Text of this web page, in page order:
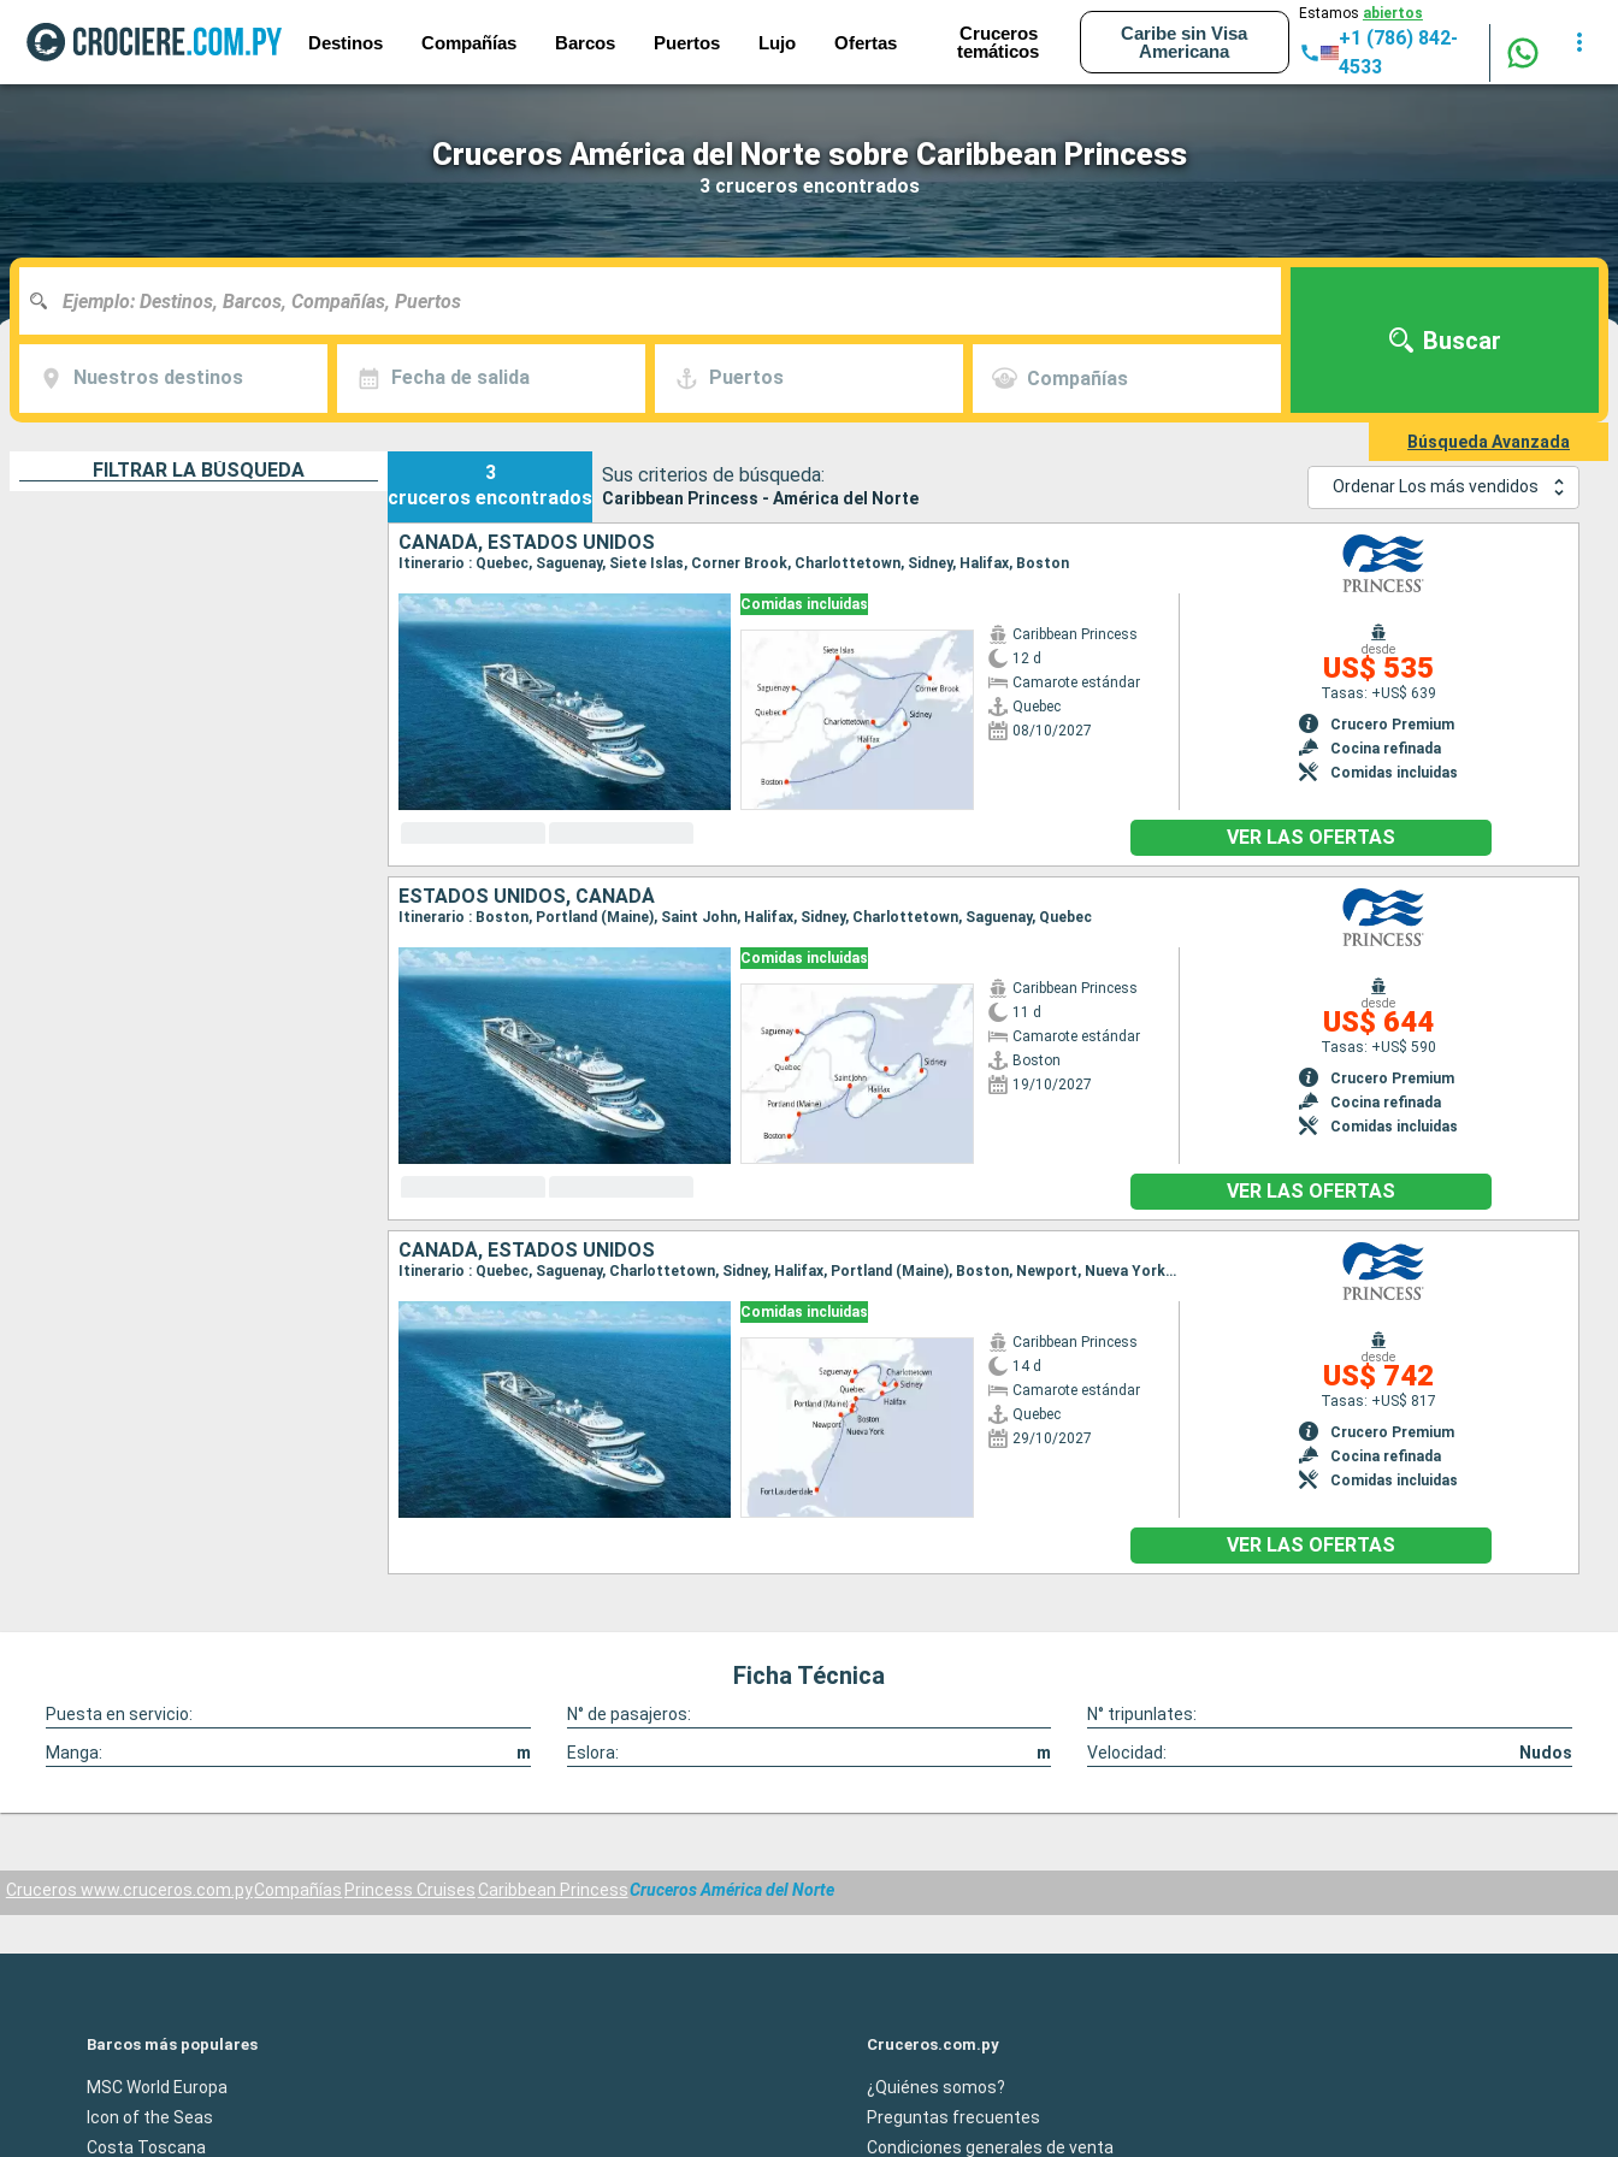
Destinos Compañías Barcos Puertos Lujo Ofertas
Cruceros
temáticos
Caribe sin Visa
Americana
Estamos abiertos
+1 (786) 842-
4533
Cruceros América del Norte sobre Caribbean Princess
3 cruceros encontrados
Nuestros destinos Fecha de salida Puertos Compañías
Buscar
Búsqueda Avanzada
FILTRAR LA BÚSQUEDA
3
cruceros encontrados
Sus criterios de búsqueda:
Caribbean Princess - América del Norte
Ordenar Los más vendidos
CANADÁ, ESTADOS UNIDOS
Itinerario : Quebec, Saguenay, Siete Islas, Corner Brook, Charlottetown, Sidney, Halifax, Boston
Comidas incluidas
Caribbean Princess
12 d
Camarote estándar
Quebec
08/10/2027
desde
US$ 535
Tasas: +US$ 639
Crucero Premium
Cocina refinada
Comidas incluidas
VER LAS OFERTAS
ESTADOS UNIDOS, CANADÁ
Itinerario : Boston, Portland (Maine), Saint John, Halifax, Sidney, Charlottetown, Saguenay, Quebec
Comidas incluidas
Caribbean Princess
11 d
Camarote estándar
Boston
19/10/2027
desde
US$ 644
Tasas: +US$ 590
Crucero Premium
Cocina refinada
Comidas incluidas
VER LAS OFERTAS
CANADÁ, ESTADOS UNIDOS
Itinerario : Quebec, Saguenay, Charlottetown, Sidney, Halifax, Portland (Maine), Boston, Newport, Nueva York, Fort Lauderdale
Comidas incluidas
Caribbean Princess
14 d
Camarote estándar
Quebec
29/10/2027
desde
US$ 742
Tasas: +US$ 817
Crucero Premium
Cocina refinada
Comidas incluidas
VER LAS OFERTAS
Ficha Técnica
Puesta en servicio: N° de pasajeros:
N° tripunlates:
Manga:
m Eslora: m Velocidad: Nudos
Cruceros www.cruceros.com.pyCompañías Princess Cruises Caribbean PrincessCruceros América del Norte
Barcos más populares
MSC World Europa
Icon of the Seas
Costa Toscana
Cruceros.com.py
¿Quiénes somos?
Preguntas frecuentes
Condiciones generales de venta